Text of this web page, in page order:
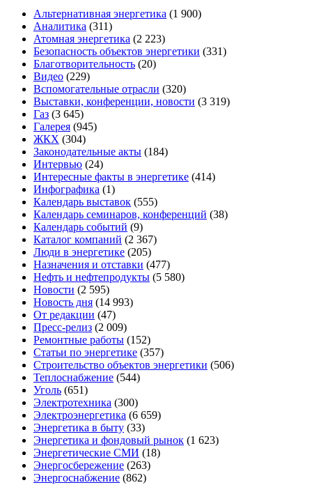
Альтернативная энергетика (1 900)
Аналитика (311)
Атомная энергетика (2 223)
Безопасность объектов энергетики (331)
Благотворительность (20)
Видео (229)
Вспомогательные отрасли (320)
Выставки, конференции, новости (3 319)
Газ (3 645)
Галерея (945)
ЖКХ (304)
Законодательные акты (184)
Интервью (24)
Интересные факты в энергетике (414)
Инфографика (1)
Календарь выставок (555)
Календарь семинаров, конференций (38)
Календарь событий (9)
Каталог компаний (2 367)
Люди в энергетике (205)
Назначения и отставки (477)
Нефть и нефтепродукты (5 580)
Новости (2 595)
Новость дня (14 993)
От редакции (47)
Пресс-релиз (2 009)
Ремонтные работы (152)
Статьи по энергетике (357)
Строительство объектов энергетики (506)
Теплоснабжение (544)
Уголь (651)
Электротехника (300)
Электроэнергетика (6 659)
Энергетика в быту (33)
Энергетика и фондовый рынок (1 623)
Энергетические СМИ (18)
Энергосбережение (263)
Энергоснабжение (862)